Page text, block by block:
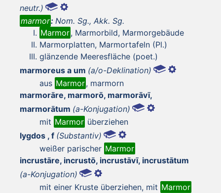
neutr.)
marmor: Nom. Sg., Akk. Sg.
Marmor, Marmorbild, Marmorgebäude
Marmorplatten, Marmortafeln (Pl.)
glänzende Meeresfläche (poet.)
marmoreus a um (a/o-Deklination)
aus Marmor, marmorn
marmorāre, marmorō, marmorāvī,
marmorātum (a-Konjugation)
mit Marmor überziehen
lygdos , f (Substantiv)
weißer parischer Marmor
incrustāre, incrustō, incrustāvī, incrustātum
(a-Konjugation)
mit einer Kruste überziehen, mit Marmor